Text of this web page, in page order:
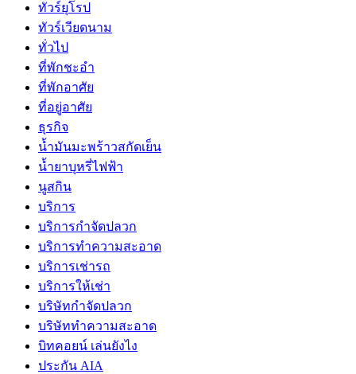
ทัวร์ยุโรป
ทัวร์เวียดนาม
ทั่วไป
ที่พักชะอำ
ที่พักอาศัย
ที่อยู่อาศัย
ธุรกิจ
น้ำมันมะพร้าวสกัดเย็น
น้ำยาบุหรี่ไฟฟ้า
นูสกิน
บริการ
บริการกำจัดปลวก
บริการทำความสะอาด
บริการเช่ารถ
บริการให้เช่า
บริษัทกำจัดปลวก
บริษัททำความสะอาด
บิทคอยน์ เล่นยังไง
ประกัน AIA